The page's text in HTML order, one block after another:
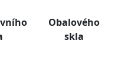
Obalového
skla